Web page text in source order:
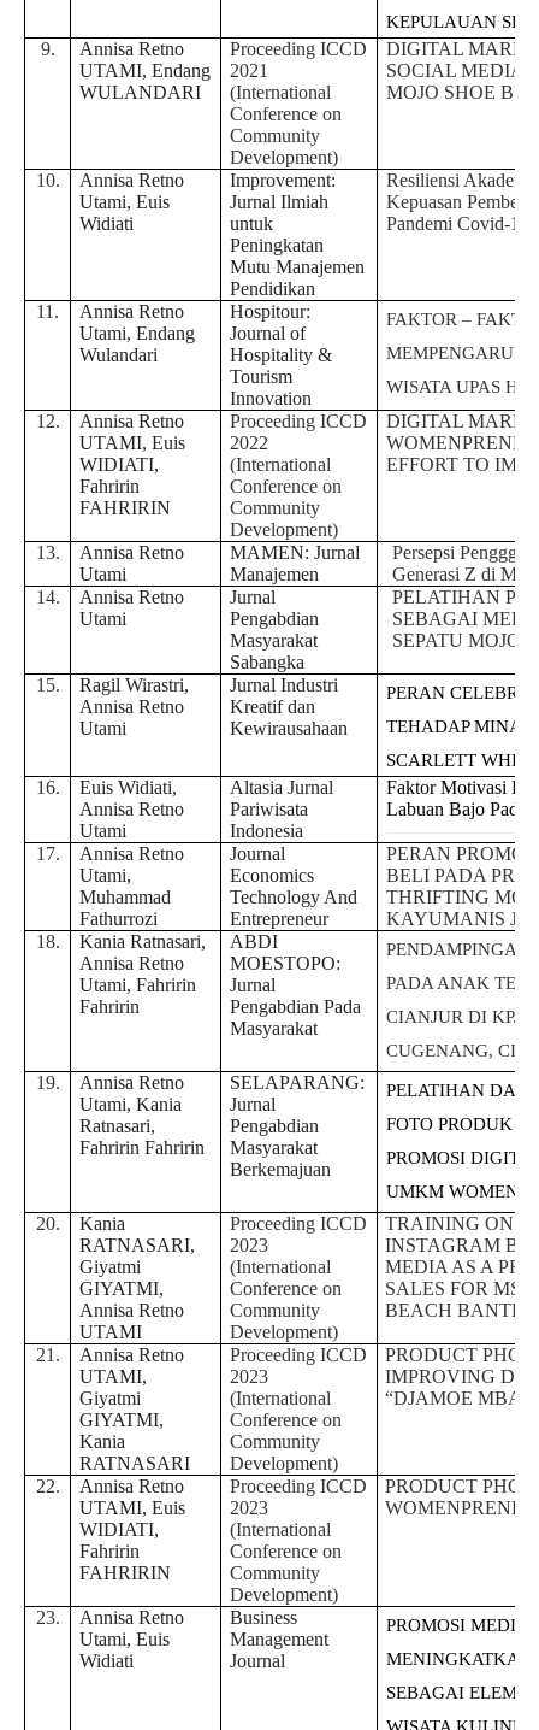
KEPULAUAN
9.
Annisa Retno
UTAMI, Endang
WULANDARI
Proceeding ICCD
2021
(International
Conference on
Community
Development)
DIGITAL
SOCIAL MEDIA
MOJO SHOE
10.
Annisa Retno
Utami, Euis
Widiati
Improvement:
Jurnal Ilmiah
untuk
Peningkatan
Mutu Manajemen
Pendidikan
Resiliensi
Kepuasan
Pandemi Covid-19
11.
Annisa Retno
Utami, Endang
Wulandari
Hospitour:
Journal of
Hospitality &
Tourism
Innovation
FAKTOR –
WISATA UPAS
12.
Annisa Retno
UTAMI, Euis
WIDIATI,
Fahririn
FAHRIRIN
Proceeding ICCD
2022
(International
Conference on
Community
Development)
DIGITAL
EFFORT TO
13.
Annisa Retno
Utami
MAMEN: Jurnal
Manajemen
Persepsi
Generasi Z di
14.
Annisa Retno
Utami
Jurnal
Pengabdian
Masyarakat
Sabangka
PELATIHAN
SEBAGAI
SEPATU MOJO
15.
Ragil Wirastri,
Annisa Retno
Utami
Jurnal Industri
Kreatif dan
Kewirausahaan
PERAN
TEHADAP MINAT
SCARLETT
16.
Euis Widiati,
Annisa Retno
Utami
Altasia Jurnal
Pariwisata
Indonesia
Faktor Motivasi
Labuan Bajo Pada
17.
Annisa Retno
Utami,
Muhammad
Fathurrozi
Journal
Economics
Technology And
Entrepreneur
PERAN
BELI PADA
THRIFTING
KAYUMANIS
18.
Kania Ratnasari,
Annisa Retno
Utami, Fahririn
Fahririn
ABDI
MOESTOPO:
Jurnal
Pengabdian Pada
Masyarakat
PENDAMPINGAN
PADA ANAK
CIANJUR DI KP.
CUGENANG,
19.
Annisa Retno
Utami, Kania
Ratnasari,
Fahririn Fahririn
SELAPARANG:
Jurnal
Pengabdian
Masyarakat
Berkemajuan
PELATIHAN DAN
FOTO PRODUK
PROMOSI
UMKM
20.
Kania
RATNASARI,
Giyatmi
GIYATMI,
Annisa Retno
UTAMI
Proceeding ICCD
2023
(International
Conference on
Community
Development)
TRAINING ON
INSTAGRAM
MEDIA AS A
SALES FOR
BEACH BANTEN
21.
Annisa Retno
UTAMI,
Giyatmi
GIYATMI,
Kania
RATNASARI
Proceeding ICCD
2023
(International
Conference on
Community
Development)
PRODUCT
IMPROVING
“DJAMOE
22.
Annisa Retno
UTAMI, Euis
WIDIATI,
Fahririn
FAHRIRIN
Proceeding ICCD
2023
(International
Conference on
Community
Development)
PRODUCT
23.
Annisa Retno
Utami, Euis
Widiati
Business
Management
Journal
PROMOSI MEDIA
MENINGKATKAN
SEBAGAI